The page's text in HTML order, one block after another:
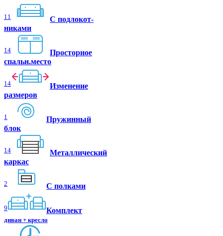
11
C подлокот-
никами
14
Просторное
спальн.место
14
Изменение
размеров
1
Пружинный
блок
14
Металлический
каркас
2 С полками
9 Комплект
диван + кресло